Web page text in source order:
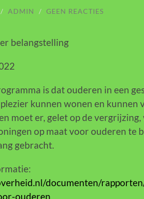
/ ADMIN / GEEN REACTIES
belangstelling
is dat ouderen in een
kunnen wonen en kunnen
moet er, gelet op de
op maat voor ouderen te
gebracht.
documenten/
ouderen